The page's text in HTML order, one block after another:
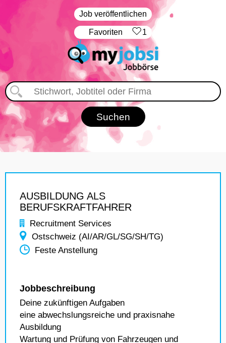
Job veröffentlichen
‏Favoriten 1
AUSBILDUNG ALS
BERUFSKRAFTFAHRER
Recruitment Services
Ostschweiz (AI/AR/GL/SG/SH/TG)
Feste Anstellung
Jobbeschreibung
Deine zukünftigen Aufgaben
eine abwechslungsreiche und praxisnahe
Ausbildung
Wartung und Prüfung von Fahrzeugen und